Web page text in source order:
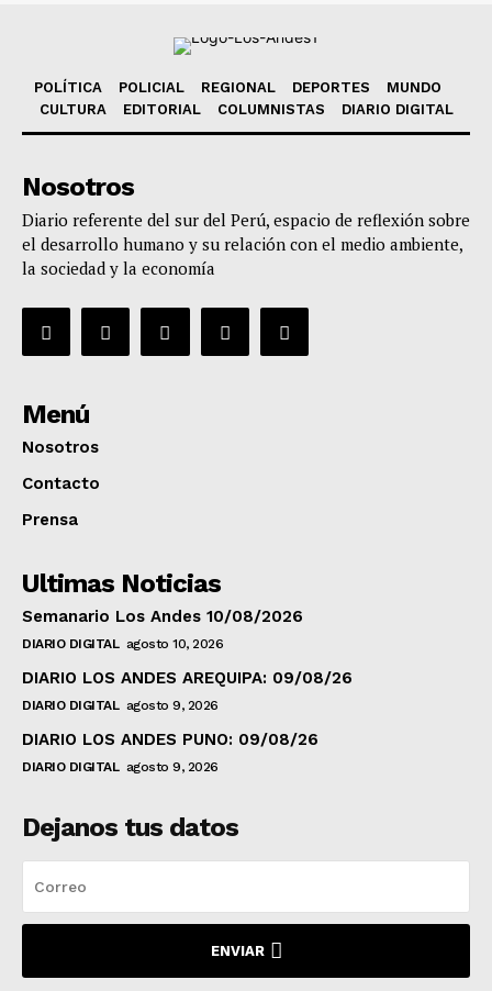
POLÍTICA POLICIAL REGIONAL DEPORTES
MUNDO
CULTURA
EDITORIAL COLUMNISTAS DIARIO DIGITAL
Nosotros
Diario referente del sur del Perú, espacio de reflexión sobre
el desarrollo humano y su relación con el medio ambiente,
la sociedad y la economía
Menú
Nosotros
Contacto
Prensa
Ultimas Noticias
Semanario Los Andes 10/08/2026
DIARIO DIGITAL agosto 10, 2026
DIARIO LOS ANDES AREQUIPA: 09/08/26
DIARIO DIGITAL agosto 9, 2026
DIARIO LOS ANDES PUNO: 09/08/26
DIARIO DIGITAL agosto 9, 2026
Dejanos tus datos
ENVIAR